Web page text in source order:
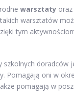
warsztaty oraz
warsztatów
tym
Pomagają oni w
pomagają w